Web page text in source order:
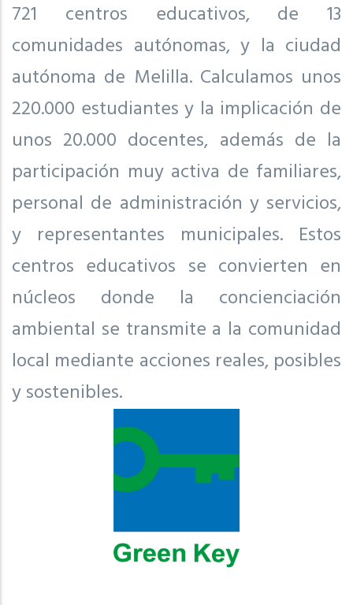
721 centros educativos, de 13
comunidades autónomas, y la ciudad
autónoma de Melilla. Calculamos unos
220.000 estudiantes y la implicación de
unos 20.000 docentes, además de la
participación muy activa de familiares,
personal de administración y servicios,
y representantes municipales. Estos
centros educativos se convierten en
núcleos donde la concienciación
ambiental se transmite a la comunidad
local mediante acciones reales, posibles
y sostenibles.